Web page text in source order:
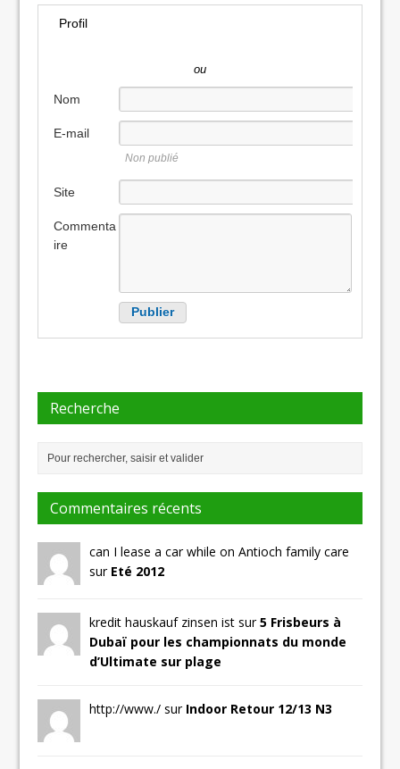
Profil
ou
Nom
E-mail
Non publié
Site
Commenta
ire
Recherche
Commentaires récents
can I lease a car while on Antioch family care
sur Eté 2012
kredit hauskauf zinsen ist sur5 Frisbeurs à
Dubaï pour les championnats du monde
d’Ultimate sur plage
http://www./ sur Indoor Retour 12/13 N3